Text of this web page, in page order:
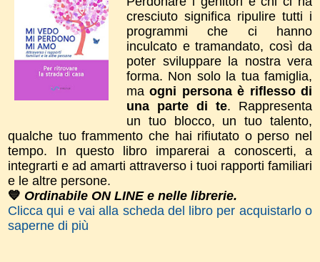
cresciuto significa ripulire tutti i
programmi che ci hanno
inculcato e tramandato, così da
poter sviluppare la nostra vera
forma. Non solo la tuafamiglia,
maogni persona è riflesso di
una parte di te. Rappresenta
un tuo blocco, un tuo talento,
qualche tuo frammento che hai rifiutato o perso nel
tempo.
In questo libro imparerai a conoscerti, a
integrarti e ad amarti attraverso i tuoi rapporti familiari
e le altre persone.
💙 Ordinabile ON LINE e nelle librerie.
Clicca qui e vai alla scheda del libro per acquistarlo o
saperne di più